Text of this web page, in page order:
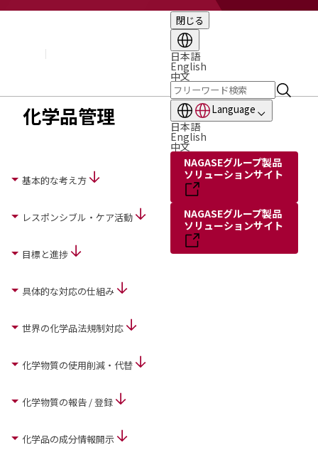
閉じる
日本語
English
中文
Language
日本語
English
中文
NAGASEグループ製品
ソリューションサイト
NAGASEグループ製品
ソリューションサイト
役員・執行役員
2026年
2025年
2023年
2021年
化学品管理
基本的な考え方
レスポンシブル・ケア活動
目標と進捗
具体的な対応の仕組み
世界の化学品法規制対応
化学物質の使用削減・代替
化学物質の報告 / 登録
化学品の成分情報開示